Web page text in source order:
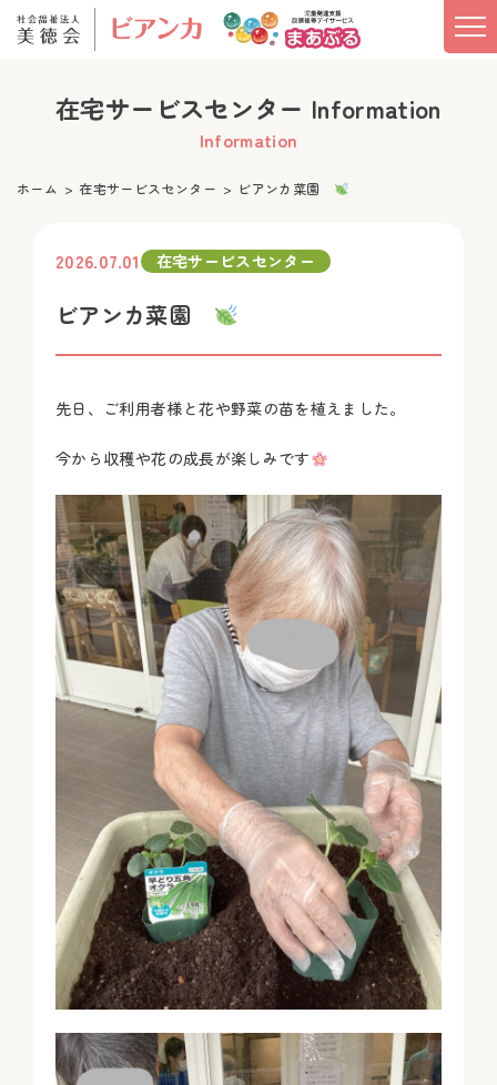
在宅サービスセンター Information
Information
ホーム 在宅サービスセンター ビアンカ菜園
2026.07.01 在宅サービスセンター
ビアンカ菜園
先日、ご利用者様と花や野菜の苗を植えました。
今から収穫や花の成長が楽しみです